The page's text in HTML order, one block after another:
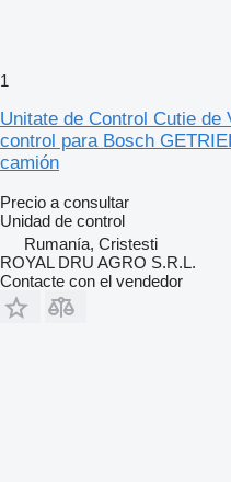
1
Unitate de Control Cutie de
control para Bosch
camión
Precio a consultar
Unidad de control
Rumanía, Cristesti
ROYAL DRU AGRO S.R.L.
Contacte con el vendedor